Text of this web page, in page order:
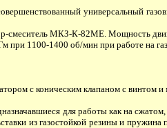
универсальный
МКЗ-К-82МЕ. Мощность
при 1100-1400 об/мин при работе на
с коническим клапаном с винтом
для работы как на сжатом,
из газостойкой резины и